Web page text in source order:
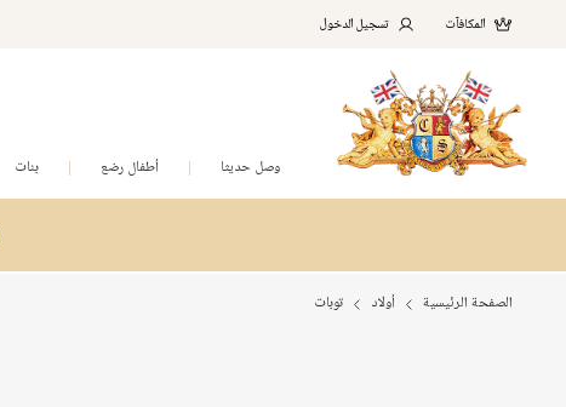
المكافآت تسجيل الدخول
وصل حديثا أطفال رضع بنات
الصفحة الرئيسية أولاد توبات